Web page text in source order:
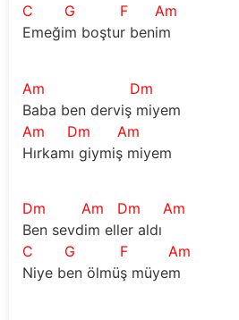
C
G F
Am
Emeğim boştur benim
Am
Dm
Baba ben derviş miyem
Am
Dm
Am
Hırkamı giymiş miyem
Dm Am Dm
Am
Ben sevdim eller aldı
C
G F
Am
Niye ben ölmüş müyem